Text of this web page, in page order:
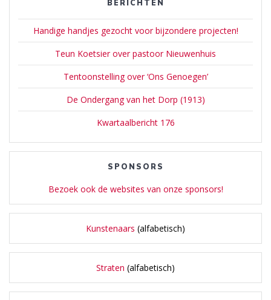
BERICHTEN
Handige handjes gezocht voor bijzondere projecten!
Teun Koetsier over pastoor Nieuwenhuis
Tentoonstelling over ‘Ons Genoegen’
De Ondergang van het Dorp (1913)
Kwartaalbericht 176
SPONSORS
Bezoek ook de websites van onze sponsors!
Kunstenaars (alfabetisch)
Straten (alfabetisch)